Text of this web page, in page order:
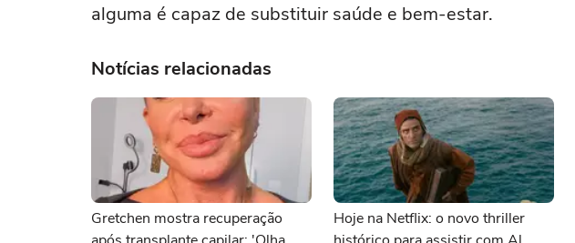
alguma é capaz de substituir saúde e bem-estar.
Notícias relacionadas
Gretchen mostra recuperação
Hoje na Netflix: o novo thriller